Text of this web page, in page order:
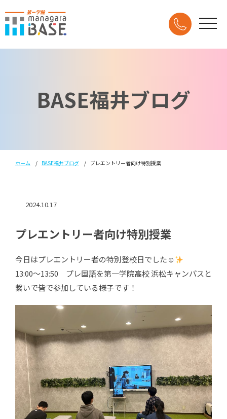
BASE福井ブログ
ホーム BASE福井ブログ プレエントリー者向け特別授業
2024.10.17
プレエントリー者向け特別授業
今日はプレエントリー者の特別登校日でした☺
13:00～13:50 プレ国語を第一学院高校 浜松キャンパスと
繋いで皆で参加している様子です！